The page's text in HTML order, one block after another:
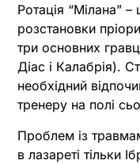
Ротація “Мілана”
розстановки
три основних
Діас і Калабрія).
необхідний
тренеру на полі
Проблем із
в лазареті тільки